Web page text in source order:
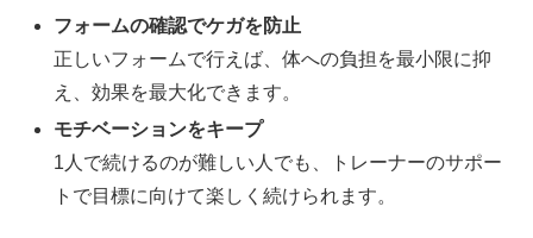
フォームの確認でケガを防止
正しいフォームで行えば、体への負担を最小限に抑
え、効果を最大化できます。
モチベーションをキープ
1人で続けるのが難しい人でも、トレーナーのサポー
トで目標に向けて楽しく続けられます。